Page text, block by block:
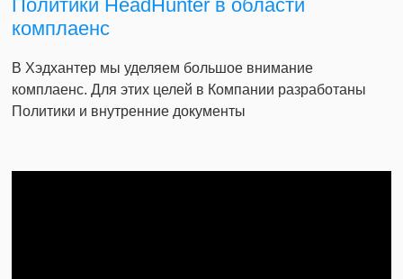
Политики HeadHunter в области
комплаенс
В Хэдхантер мы уделяем большое внимание
комплаенс. Для этих целей в Компании разработаны
Политики и внутренние документы